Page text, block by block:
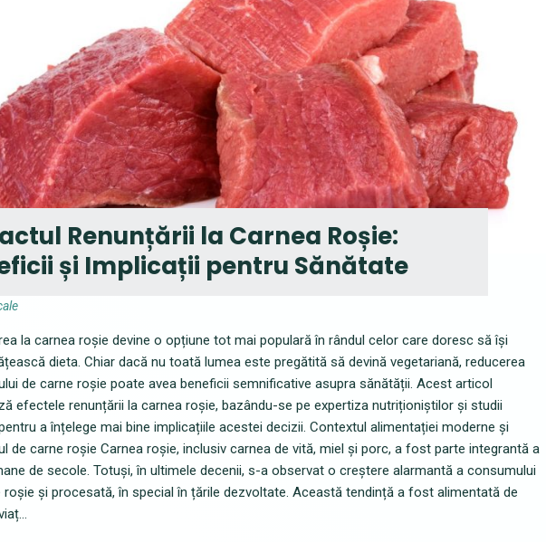
Renunțării la Carnea Roșie:
și Implicații pentru Sănătate
la carnea roșie devine o opțiune tot mai populară în rândul celor care doresc să își
dieta. Chiar dacă nu toată lumea este pregătită să devină vegetariană, reducerea
de carne roșie poate avea beneficii semnificative asupra sănătății. Acest articol
efectele renunțării la carnea roșie, bazându-se pe expertiza nutriționiștilor și studii
a înțelege mai bine implicațiile acestei decizii. Contextul alimentației moderne și
de carne roșie Carnea roșie, inclusiv carnea de vită, miel și porc, a fost parte integrantă a
de secole. Totuși, în ultimele decenii, s-a observat o creștere alarmantă a consumului
roșie și procesată, în special în țările dezvoltate. Această tendință a fost alimentată de